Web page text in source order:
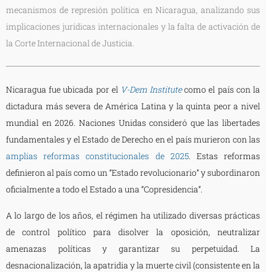
mecanismos de represión política en Nicaragua, analizando sus
implicaciones jurídicas internacionales y la falta de activación de
la Corte Internacional de Justicia.
Nicaragua fue ubicada por elV-Dem Institute como el país con la
dictadura más severa de América Latina y la quinta peor a nivel
mundial en 2026. Naciones Unidas consideró que las libertades
fundamentales y el Estado de Derecho en el país murieron con las
amplias reformas constitucionales de 2025. Estas reformas
definieron al país como un “Estado revolucionario” y subordinaron
oficialmente a todo el Estado a una “Copresidencia”.
A lo largo de los años, el régimen ha utilizado diversas prácticas
de control político para disolver la oposición, neutralizar
amenazas políticas y garantizar su perpetuidad. La
desnacionalización, la apatridia y la muerte civil (consistente en la